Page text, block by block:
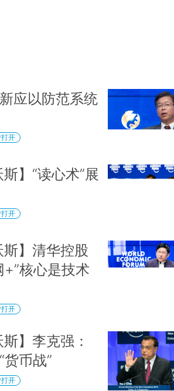
应以防范系统
开
】“读心术”展
开
斯】清华控股
核心是技术
开
】李克强：
币战”
开